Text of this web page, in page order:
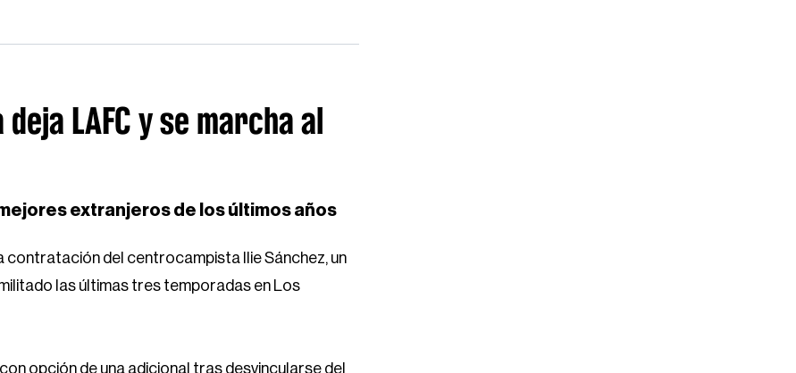
LAFC y se marcha al
extranjeros de los últimos años
contratación del centrocampista Ilie Sánchez, un
las últimas tres temporadas en Los
opción de una adicional tras desvincularse del